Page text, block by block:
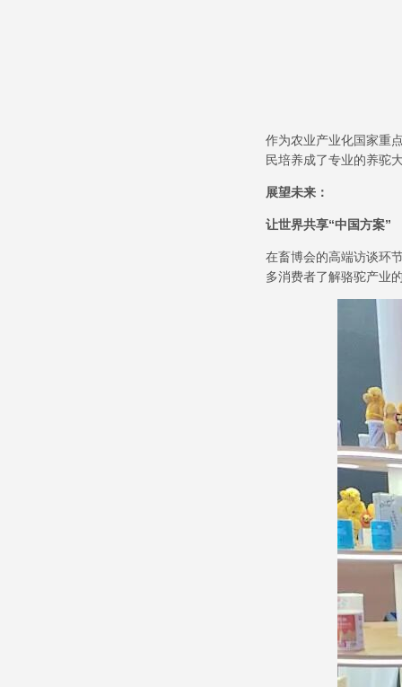
作为农业产业化国家重
民培养成了专业的养驼
展望未来：
让世界共享“中国方案”
在畜博会的高端访谈环
多消费者了解骆驼产业